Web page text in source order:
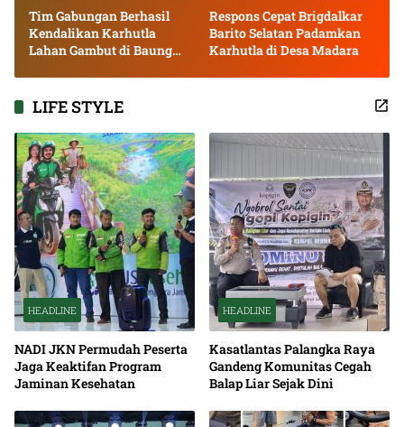
Tim Gabungan Berhasil
Kendalikan Karhutla
Lahan Gambut di Baung
Respons Cepat Brigdalkar
Barito Selatan Padamkan
Karhutla di Desa Madara
LIFE STYLE
HEADLINE
NADI JKN Permudah Peserta
Jaga Keaktifan Program
Jaminan Kesehatan
HEADLINE
Kasatlantas Palangka Raya
Gandeng Komunitas Cegah
Balap Liar Sejak Dini